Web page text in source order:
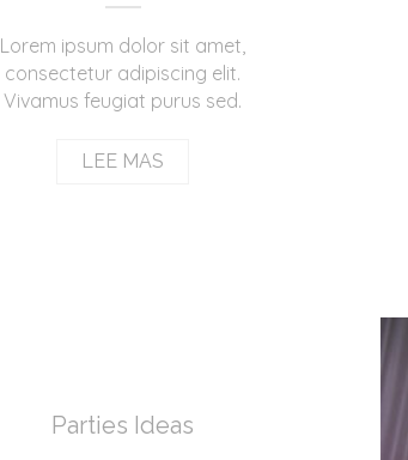
Lorem ipsum dolor sit amet,
consectetur adipiscing elit.
Vivamus feugiat purus sed.
LEE MAS
Parties Ideas